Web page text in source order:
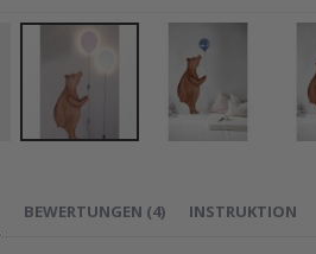
BEWERTUNGEN (4) INSTRUKTION